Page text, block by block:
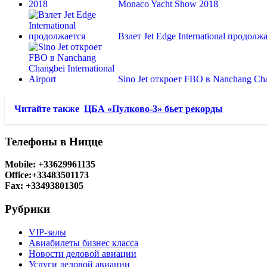
Monaco Yacht Show 2018
Взлет Jet Edge International
Sino Jet откроет FBO в Nanchang
Читайте также ЦБА «Пулково-3» бьет рекорды
Телефоны в Ницце
Mobile: +33629961135
Office:+33483501173
Fax: +33493801305
Рубрики
VIP-залы
Авиабилеты бизнес класса
Новости деловой авиации
Услуги деловой авиации